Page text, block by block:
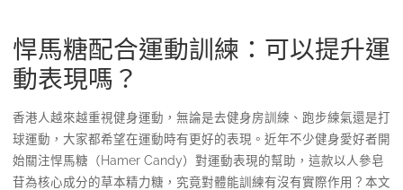
悍馬糖配合運動訓練：可以提升運
動表現嗎？
香港人越來越重視健身運動，無論是去健身房訓練、跑步練氣還是打
球運動，大家都希望在運動時有更好的表現。近年不少健身愛好者開
始關注悍馬糖（Hamer Candy）對運動表現的幫助，這款以人參皂
苷為核心成分的草本精力糖，究竟對體能訓練有沒有實際作用？本文